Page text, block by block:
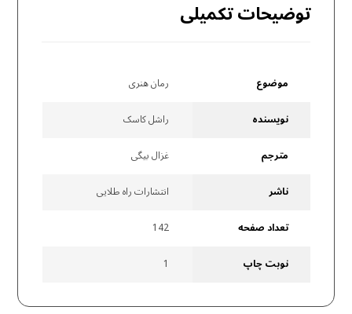
توضیحات تکمیلی
موضوع
رمان هنری
نویسنده
راشل کاسک
مترجم
غزال بیگی
ناشر
انتشارات راه طلایی
تعداد صفحه
142
نوبت چاپ
1